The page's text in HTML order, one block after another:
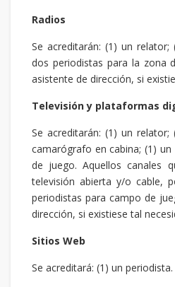
Radios
Se acreditarán: (1) un
dos periodistas para la zona
asistente de dirección, si
Televisión y plataformas
Se acreditarán: (1) un
camarógrafo en cabina; (1)
de juego. Aquellos canales
televisión abierta y/o cable,
periodistas para campo de
dirección, si existiese tal
Sitios Web
Se acreditará: (1) un periodista.